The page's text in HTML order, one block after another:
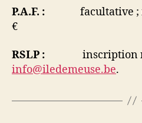
P.A.F. : facultative ;
€
RSLP : inscription
info@iledemeuse.be.